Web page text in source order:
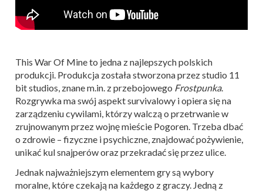
This War Of Mine to jedna z najlepszych polskich
produkcji. Produkcja została stworzona przez studio 11
bit studios, znane m.in. z przebojowego Frostpunka.
Rozgrywka ma swój aspekt survivalowy i opiera się na
zarządzeniu cywilami, którzy walczą o przetrwanie w
zrujnowanym przez wojnę mieście Pogoren. Trzeba dbać
o zdrowie – fizyczne i psychiczne, znajdować pożywienie,
unikać kul snajperów oraz przekradać się przez ulice.
Jednak najważniejszym elementem gry są wybory
moralne, które czekają na każdego z graczy. Jedną z